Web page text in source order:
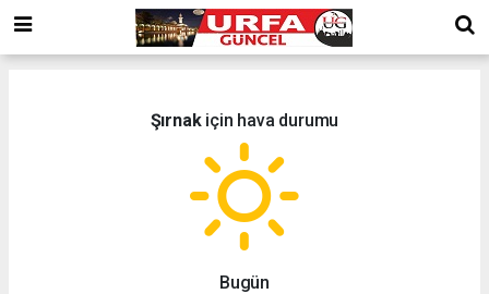
Şırnakiçin hava durumu
Bugün